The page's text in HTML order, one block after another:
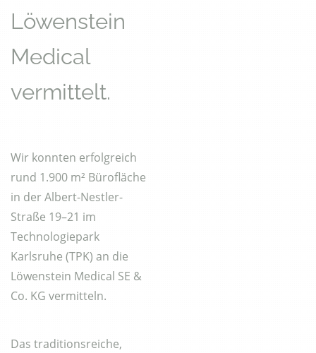
Löwenstein
Medical
vermittelt.
Wir konnten erfolgreich
rund 1.900 m² Bürofläche
in der Albert-Nestler-
Straße 19–21 im
Technologiepark
Karlsruhe (TPK) an die
Löwenstein Medical SE &
Co. KG vermitteln.
Das traditionsreiche,